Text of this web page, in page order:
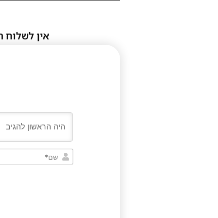
אין לשלוח